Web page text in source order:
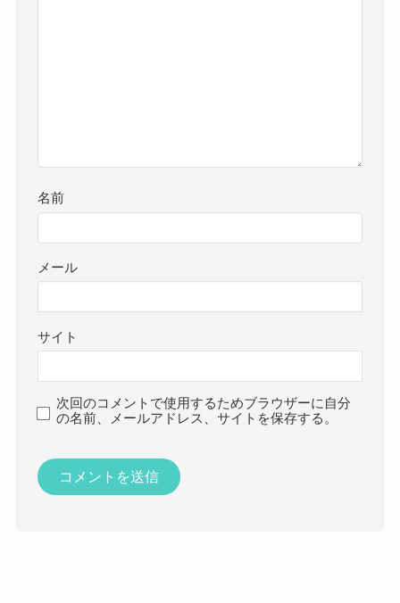
名前
メール
サイト
次回のコメントで使用するためブラウザーに自分
の名前、メールアドレス、サイトを保存する。